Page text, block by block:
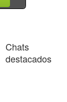
Chats
destacados